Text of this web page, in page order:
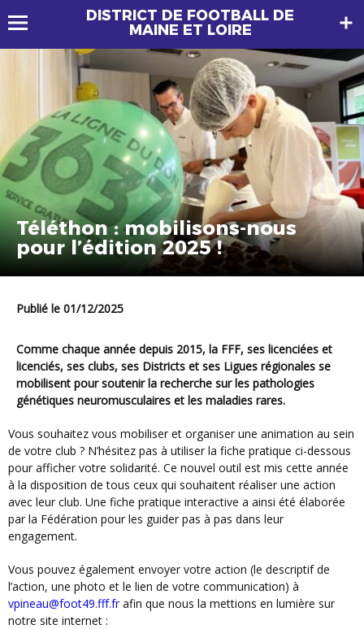
DISTRICT DE FOOTBALL DE
MAINE ET LOIRE
Téléthon : mobilisons-nous
pour l’édition 2025 !
Publié le 01/12/2025
Comme chaque année depuis 2015, la FFF, ses licenciées et
licenciés, ses clubs, ses Districts et ses Ligues régionales se
mobilisent pour soutenir la recherche sur les pathologies
génétiques neuromusculaires et les maladies rares.
Vous souhaitez vous mobiliser et organiser une animation au sein
de votre club ? N’hésitez pas à utiliser la fiche pratique ci-dessous
pour afficher votre solidarité. Ce nouvel outil est mis cette année
à la disposition de tous ceux qui souhaitent réaliser une action
avec leur club. Une fiche pratique interactive a ainsi été élaborée
par la Fédération pour les guider pas à pas dans leur
engagement.
Vous pouvez également envoyer votre action (le descriptif de
l’action, une photo et le lien de votre communication) à
vpineau@foot49.fff.frafin que nous la mettions en lumière sur
notre site internet :